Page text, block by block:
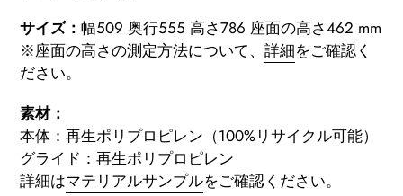
サイズ： 幅509 奥行555 高さ786 座面の高さ462 mm
※座面の高さの測定方法について、 詳細をご確認く
ださい。
素材：
本体：再生ポリプロピレン（100%リサイクル可能）
グライド：再生ポリプロピレン
詳細はマテリアルサンプルをご確認ください。